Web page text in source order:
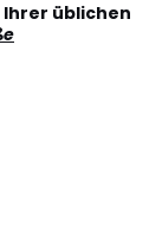
üblichen